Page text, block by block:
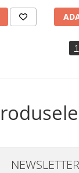
1
NEWSLETTER